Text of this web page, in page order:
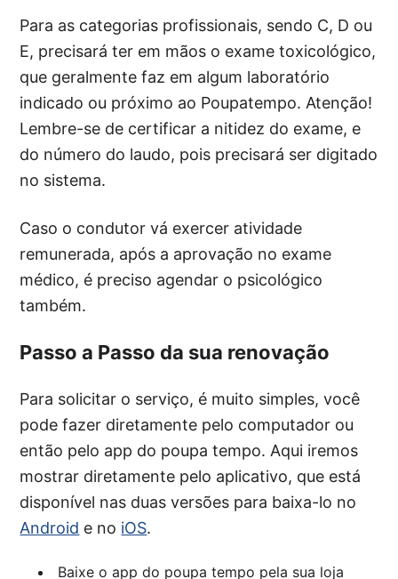
Para as categorias profissionais, sendo C, D ou
E, precisará ter em mãos o exame toxicológico,
que geralmente faz em algum laboratório
indicado ou próximo ao Poupatempo. Atenção!
Lembre-se de certificar a nitidez do exame, e
do número do laudo, pois precisará ser digitado
no sistema.
Caso o condutor vá exercer atividade
remunerada, após a aprovação no exame
médico, é preciso agendar o psicológico
também.
Passo a Passo da sua renovação
Para solicitar o serviço, é muito simples, você
pode fazer diretamente pelo computador ou
então pelo app do poupa tempo. Aqui iremos
mostrar diretamente pelo aplicativo, que está
disponível nas duas versões para baixa-lo no
Android e no iOS.
Baixe o app do poupa tempo pela sua loja